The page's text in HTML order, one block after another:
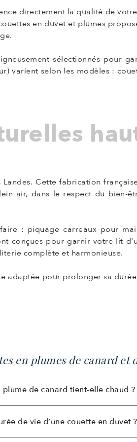
directement la qualité de
en duvet et plumes
sélectionnés pour
varient selon les modèles :
Landes. Cette fabrication
air, dans le respect du bien-
: piquage carreaux pour
conçues pour garnir votre lit
complète et harmonieuse.
adaptée pour prolonger sa
en plumes de canard et
plume de canard tient-elle chaud ?
de vie d’une couette en duvet ?